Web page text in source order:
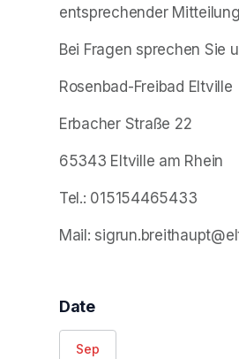
entsprechender
Bei Fragen sprechen Sie
Rosenbad-Freibad Eltville
Erbacher Straße 22
65343 Eltville am Rhein
Tel.: 015154465433
Mail:
Date
Sep